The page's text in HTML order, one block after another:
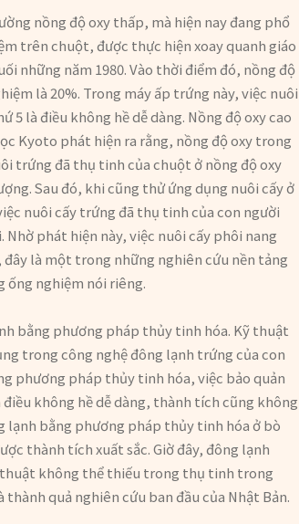
nồng độ oxy thấp, mà hiện nay đang phổ
trên chuột, được thực hiện xoay quanh giáo
những năm 1980. Vào thời điểm đó, nồng độ
là 20%. Trong máy ấp trứng này, việc nuôi
là điều không hề dễ dàng. Nồng độ oxy cao
Kyoto phát hiện ra rằng, nồng độ oxy trong
trứng đã thụ tinh của chuột ở nồng độ oxy
Sau đó, khi cũng thử ứng dụng nuôi cấy ở
nuôi cấy trứng đã thụ tinh của con người
phát hiện này, việc nuôi cấy phôi nang
là một trong những nghiên cứu nền tảng
ống nghiệm nói riêng.
bằng phương pháp thủy tinh hóa. Kỹ thuật
trong công nghệ đông lạnh trứng của con
phương pháp thủy tinh hóa, việc bảo quản
không hề dễ dàng, thành tích cũng không
lạnh bằng phương pháp thủy tinh hóa ở bò
thành tích xuất sắc. Giờ đây, đông lạnh
không thể thiếu trong thụ tinh trong
quả nghiên cứu ban đầu của Nhật Bản.